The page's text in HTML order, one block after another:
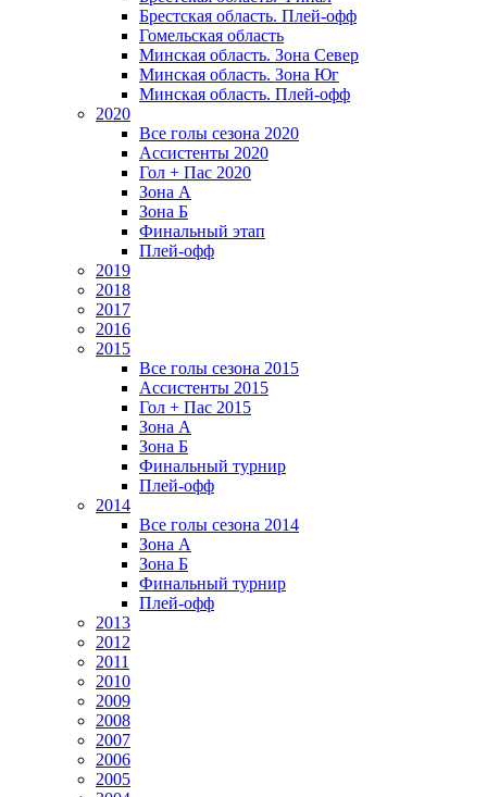
Брестская область. Плей-офф
Гомельская область
Минская область. Зона Север
Минская область. Зона Юг
Минская область. Плей-офф
2020
Все голы сезона 2020
Ассистенты 2020
Гол + Пас 2020
Зона А
Зона Б
Финальный этап
Плей-офф
2019
2018
2017
2016
2015
Все голы сезона 2015
Ассистенты 2015
Гол + Пас 2015
Зона А
Зона Б
Финальный турнир
Плей-офф
2014
Все голы сезона 2014
Зона А
Зона Б
Финальный турнир
Плей-офф
2013
2012
2011
2010
2009
2008
2007
2006
2005